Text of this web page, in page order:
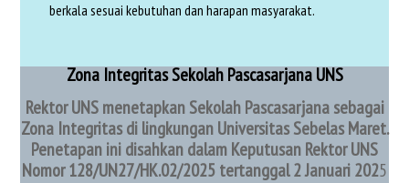
berkala sesuai kebutuhan dan harapan masyarakat.
Zona Integritas Sekolah Pascasarjana UNS
Rektor UNS menetapkan Sekolah Pascasarjana sebagai
Zona Integritas di lingkungan Universitas Sebelas Maret.
Penetapan ini disahkan dalam Keputusan Rektor UNS
Nomor 128/UN27/HK.02/2025 tertanggal 2 Januari 2025